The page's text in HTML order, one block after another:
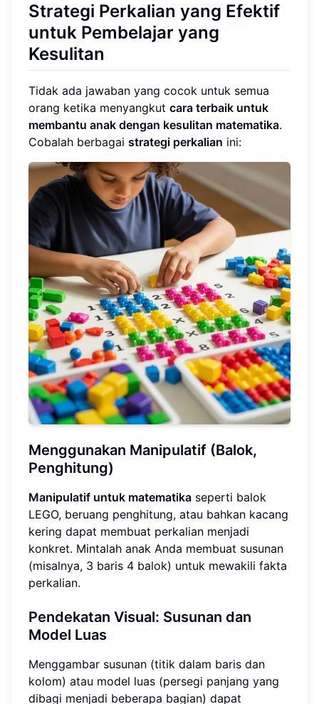
Strategi Perkalian yang Efektif
untuk Pembelajar yang
Kesulitan
Tidak ada jawaban yang cocok untuk semua
orang ketika menyangkut cara terbaik untuk
membantu anak dengan kesulitan matematika.
Cobalah berbagai strategi perkalian ini:
Menggunakan Manipulatif (Balok,
Penghitung)
Manipulatif untuk matematika seperti balok
LEGO, beruang penghitung, atau bahkan kacang
kering dapat membuat perkalian menjadi
konkret. Mintalah anak Anda membuat susunan
(misalnya, 3 baris 4 balok) untuk mewakili fakta
perkalian.
Pendekatan Visual: Susunan dan
Model Luas
Menggambar susunan (titik dalam baris dan
kolom) atau model luas (persegi panjang yang
dibagi menjadi beberapa bagian) dapat